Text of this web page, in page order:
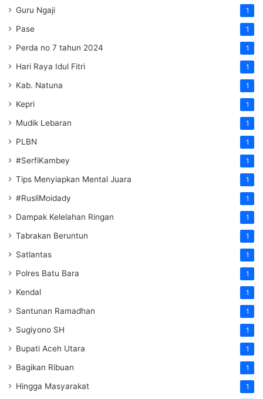
Guru Ngaji 1
Pase 1
Perda no 7 tahun 2024 1
Hari Raya Idul Fitri 1
Kab. Natuna 1
Kepri 1
Mudik Lebaran 1
PLBN 1
#SerfiKambey 1
Tips Menyiapkan Mental Juara 1
#RusliMoidady 1
Dampak Kelelahan Ringan 1
Tabrakan Beruntun 1
Satlantas 1
Polres Batu Bara 1
Kendal 1
Santunan Ramadhan 1
Sugiyono SH 1
Bupati Aceh Utara 1
Bagikan Ribuan 1
Hingga Masyarakat 1